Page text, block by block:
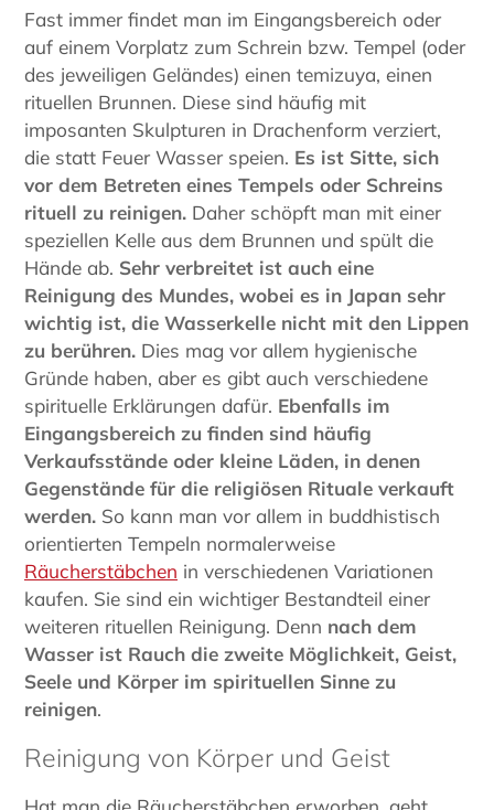
Fast immer findet man im Eingangsbereich oder
auf einem Vorplatz zum Schrein bzw. Tempel (oder
des jeweiligen Geländes) einen temizuya, einen
rituellen Brunnen. Diese sind häufig mit
imposanten Skulpturen in Drachenform verziert,
die statt Feuer Wasser speien. Es ist Sitte, sich
vor dem Betreten eines Tempels oder Schreins
rituell zu reinigen. Daher schöpft man mit einer
speziellen Kelle aus dem Brunnen und spült die
Hände ab. Sehr verbreitet ist auch eine
Reinigung des Mundes, wobei es in Japan sehr
wichtig ist, die Wasserkelle nicht mit den Lippen
zu berühren. Dies mag vor allem hygienische
Gründe haben, aber es gibt auch verschiedene
spirituelle Erklärungen dafür. Ebenfalls im
Eingangsbereich zu finden sind häufig
Verkaufsstände oder kleine Läden, in denen
Gegenstände für die religiösen Rituale verkauft
werden. So kann man vor allem in buddhistisch
orientierten Tempeln normalerweise
Räucherstäbchen in verschiedenen Variationen
kaufen. Sie sind ein wichtiger Bestandteil einer
weiteren rituellen Reinigung. Denn nach dem
Wasser ist Rauch die zweite Möglichkeit, Geist,
Seele und Körper im spirituellen Sinne zu
reinigen.
Reinigung von Körper und Geist